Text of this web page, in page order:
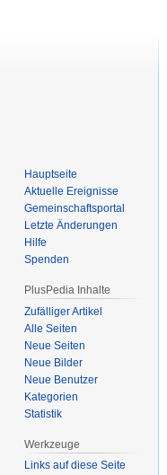
Hauptseite
Aktuelle Ereignisse
Gemeinschafts­portal
Letzte Änderungen
Hilfe
Spenden
PlusPedia Inhalte
Zufälliger Artikel
Alle Seiten
Neue Seiten
Neue Bilder
Neue Benutzer
Kategorien
Statistik
Werkzeuge
Links auf diese Seite